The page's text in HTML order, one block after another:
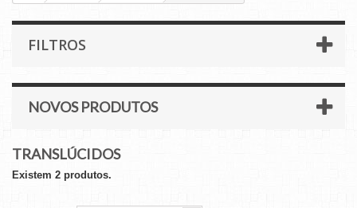
FILTROS
NOVOS PRODUTOS
TRANSLÚCIDOS
Existem 2 produtos.